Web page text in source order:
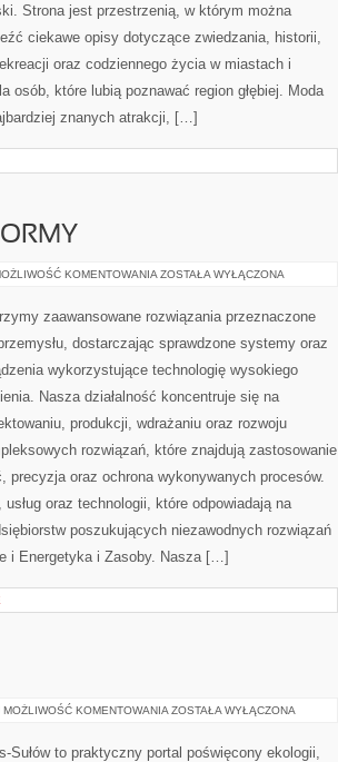
Strona jest przestrzenią, w którym można
ciekawe opisy dotyczące zwiedzania, historii,
oraz codziennego życia w miastach i
osób, które lubią poznawać region głębiej. Moda
znanych atrakcji, […]
KOMENTOWANIA BEZPIECZEŃSTWO
ZOSTAŁA WYŁĄCZONA
zaawansowane rozwiązania przeznaczone
dostarczając sprawdzone systemy oraz
wykorzystujące technologię wysokiego
Nasza działalność koncentruje się na
produkcji, wdrażaniu oraz rozwoju
rozwiązań, które znajdują zastosowanie
oraz ochrona wykonywanych procesów.
oraz technologii, które odpowiadają na
poszukujących niezawodnych rozwiązań
i Energetyka i Zasoby. Nasza […]
MOŻLIWOŚĆ KOMENTOWANIA EKOLOGIA
ZOSTAŁA WYŁĄCZONA
Sułów to praktyczny portal poświęcony ekologii,